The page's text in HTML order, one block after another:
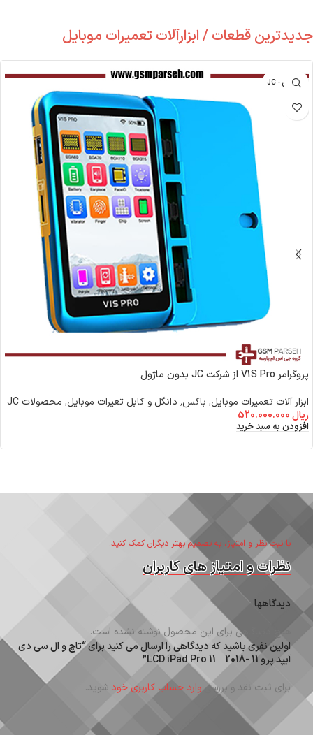
جدیدترین قطعات / ابزارآلات تعمیرات موبایل
جی سی - JC
پروگرامر V1S Pro از شرکت JC بدون ماژول
ابزار آلات تعمیرات موبایل, باکس٬ دانگل و کابل تعیرات موبایل , محصولات JC
ریال
افزودن به سبد خرید
با ثبت نظر و امتیاز، به تصمیم بهتر دیگران کمک کنید.
نظرات و امتیاز های کاربران
دیدگاهها
هیچ دیدگاهی برای این محصول نوشته نشده است.
اولین نفری باشید که دیدگاهی را ارسال می کنید برای “تاچ و ال سی دی
آیپد پرو 11 -2018 – LCD iPad Pro 11”
برای ثبت نقد و بررسیوارد حساب کاربری خود شوید.